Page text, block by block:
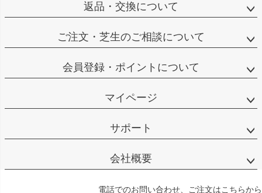
返品・交換について
ご注文・芝生のご相談について
会員登録・ポイントについて
マイページ
サポート
会社概要
電話でのお問い合わせ、ご注文はこちらから